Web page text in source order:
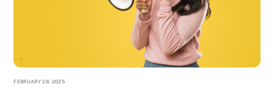
FEBRUARY 28, 2025